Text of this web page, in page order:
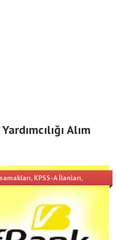
Alım
, KPSS-A İlanları,